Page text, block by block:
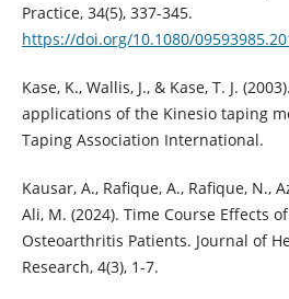
Practice, 34(5), 337-345.
https://doi.org/10.1080/
Kase, K., Wallis, J., & Kase, T. J.
applications of the Kinesio taping
Taping Association International.
Kausar, A., Rafique, A., Rafique, N.,
Ali, M. (2024). Time Course Effects
Osteoarthritis Patients. Journal of
Research, 4(3), 1-7.